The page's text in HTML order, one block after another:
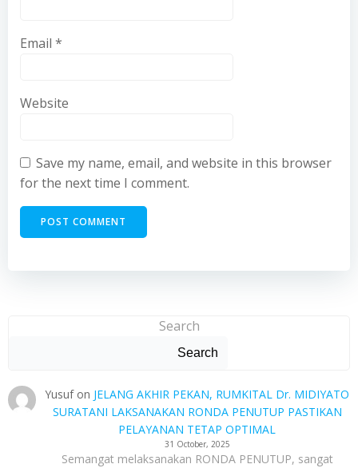
Email *
Website
Save my name, email, and website in this browser
for the next time I comment.
Search
Search
Yusufon JELANG AKHIR PEKAN, RUMKITAL Dr. MIDIYATO
SURATANI LAKSANAKAN RONDA PENUTUP PASTIKAN
PELAYANAN TETAP OPTIMAL
31 October, 2025
Semangat melaksanakan RONDA PENUTUP, sangat